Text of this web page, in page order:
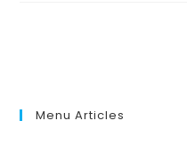
Menu Articles